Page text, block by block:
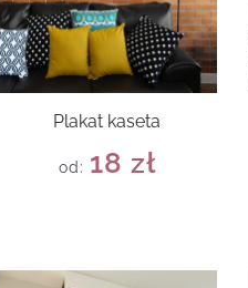
Plakat kaseta
od: 18 zł